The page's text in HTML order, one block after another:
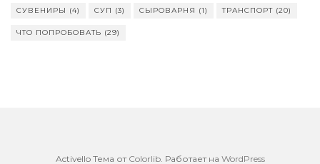
СУВЕНИРЫ (4) СУП (3) СЫРОВАРНЯ (1) ТРАНСПОРТ (20)
ЧТО ПОПРОБОВАТЬ (29)
Activello Тема от Colorlib. Работает на WordPress